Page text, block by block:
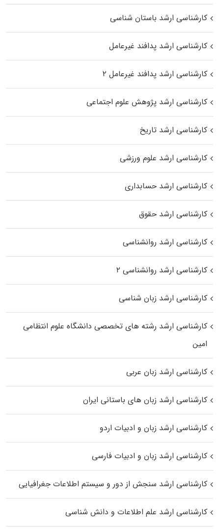
کارشناسی ارشد باستان شناسی
کارشناسی ارشد پدافند غیرعامل
کارشناسی ارشد پدافند غیرعامل ۲
کارشناسی ارشد پژوهش علوم اجتماعی
کارشناسی ارشد تاریخ
کارشناسی ارشد علوم ورزشی
کارشناسی ارشد حسابداری
کارشناسی ارشد حقوق
کارشناسی ارشد روانشناسی
کارشناسی ارشد روانشناسی ۲
کارشناسی ارشد زبان شناسی
کارشناسی ارشد رﺷﺘﻪ ﻫﺎی تخصصی داﻧﺸﮕﺎه ﻋﻠﻮم انتظامی
اﻣﻴﻦ
کارشناسی ارشد زبان عربی
کارشناسی ارشد زبان‌ های باستانی ایران
کارشناسی ارشد زبان و ادبیات اردو
کارشناسی ارشد زبان و ادبیات فارسی
کارشناسی ارشد سنجش از دور و سیستم اطلاعات جغرافیایی
کارشناسی ارشد علم اطلاعات و دانش شناسی